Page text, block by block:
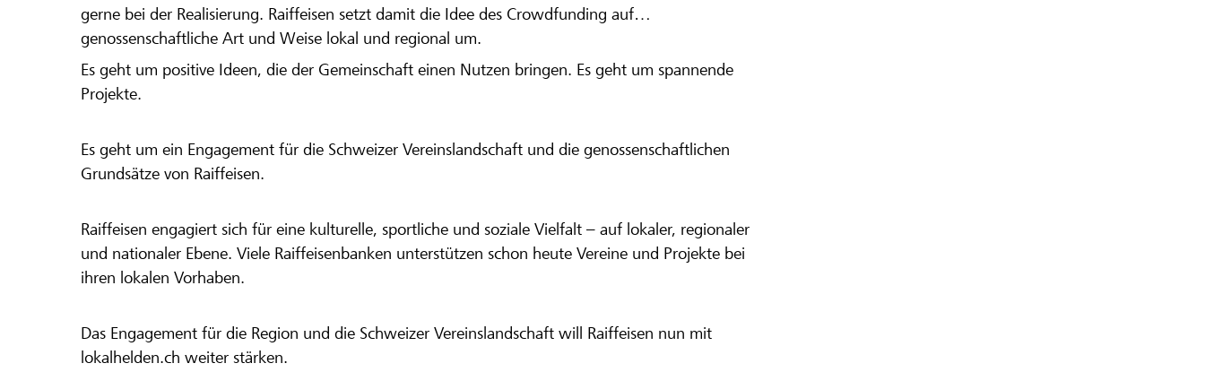
gerne bei der Realisierung. Raiffeisen setzt damit die Idee des Crowdfunding auf
genossenschaftliche Art und Weise lokal und regional um.
Es geht um positive Ideen, die der Gemeinschaft einen Nutzen bringen. Es geht um spannende
Projekte.
Es geht um ein Engagement für die Schweizer Vereinslandschaft und die genossenschaftlichen
Grundsätze von Raiffeisen.
Raiffeisen engagiert sich für eine kulturelle, sportliche und soziale Vielfalt – auf lokaler, regionaler
und nationaler Ebene. Viele Raiffeisenbanken unterstützen schon heute Vereine und Projekte bei
ihren lokalen Vorhaben.
Das Engagement für die Region und die Schweizer Vereinslandschaft will Raiffeisen nun mit
lokalhelden.ch weiter stärken.